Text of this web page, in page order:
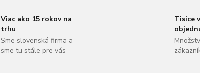
Viac ako 15 rokov na
trhu
Sme slovenská firma a
sme tu stále pre vás
Tisíce